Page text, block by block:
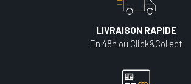
LIVRAISON RAPIDE
En 48h ou Click&Collect